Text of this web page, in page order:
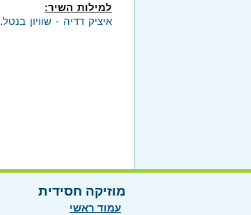
למילות השיר:
איציק דדיה - שוויון בנטל.
מוזיקה חסידית
עמוד ראשי